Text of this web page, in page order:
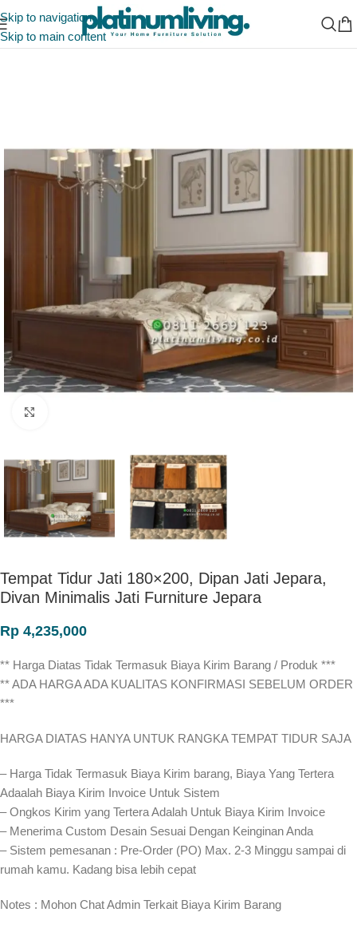
Skip to navigation
Skip to main content
Beranda/Tempat Tidur
Tempat Tidur Jati 180×200, Dipan Jati Jepara,
Divan Minimalis Jati Furniture Jepara
Rp 4,235,000
** Harga Diatas Tidak Termasuk Biaya Kirim Barang / Produk ***
** ADA HARGA ADA KUALITAS KONFIRMASI SEBELUM ORDER
***
HARGA DIATAS HANYA UNTUK RANGKA TEMPAT TIDUR SAJA
– Harga Tidak Termasuk Biaya Kirim barang, Biaya Yang Tertera
Adaalah Biaya Kirim Invoice Untuk Sistem
– Ongkos Kirim yang Tertera Adalah Untuk Biaya Kirim Invoice
– Menerima Custom Desain Sesuai Dengan Keinginan Anda
– Sistem pemesanan : Pre-Order (PO) Max. 2-3 Minggu sampai di
rumah kamu. Kadang bisa lebih cepat⁣⁣
Notes : Mohon Chat Admin Terkait Biaya Kirim Barang